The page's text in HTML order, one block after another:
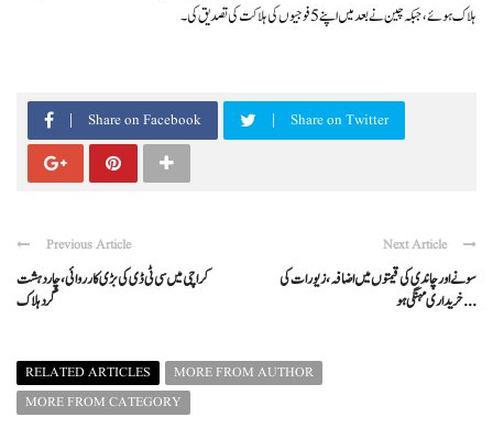
ہلاک ہوئے، جبکہ چین نے بعد میں اپنے 5 فوجیوں کی ہلاکت کی تصدیق کی۔
Share on Facebook Share on Twitter
Previous Article
کراچی میں سی ٹی ڈی کی بڑی کارروائی، چار دہشت
گرد ہلاک
Next Article
سونے اور چاندی کی قیمتوں میں اضافہ، زیورات کی
خریداری مہنگی ہو ...
RELATED ARTICLES
MORE FROM AUTHOR
MORE FROM CATEGORY